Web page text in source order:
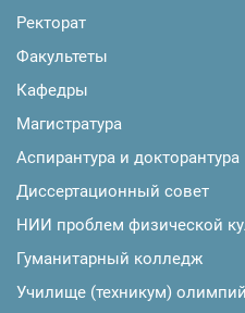
Ректорат
Факультеты
Кафедры
Магистратура
Аспирантура и докторантура
Диссертационный совет
НИИ проблем физической
Гуманитарный колледж
Училище (техникум)